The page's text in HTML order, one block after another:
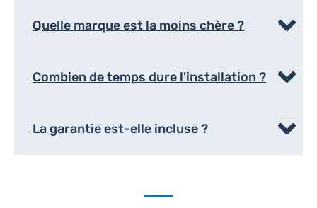
Quelle marque est la moins chère ?
Combien de temps dure l'installation ?
La garantie est-elle incluse ?